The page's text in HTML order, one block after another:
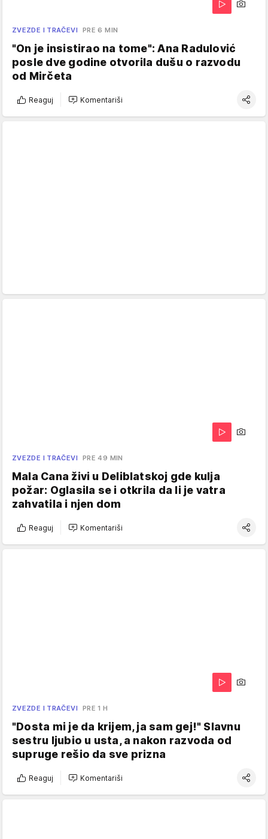
ZVEZDE I TRAČEVI PRE 6 MIN
"On je insistirao na tome": Ana Radulović
posle dve godine otvorila dušu o razvodu
od Mirčeta
Reaguj Komentariši
ZVEZDE I TRAČEVI PRE 49 MIN
Mala Cana živi u Deliblatskoj gde kulja
požar: Oglasila se i otkrila da li je vatra
zahvatila i njen dom
Reaguj Komentariši
ZVEZDE I TRAČEVI PRE 1 H
"Dosta mi je da krijem, ja sam gej!" Slavnu
sestru ljubio u usta, a nakon razvoda od
supruge rešio da sve prizna
Reaguj Komentariši